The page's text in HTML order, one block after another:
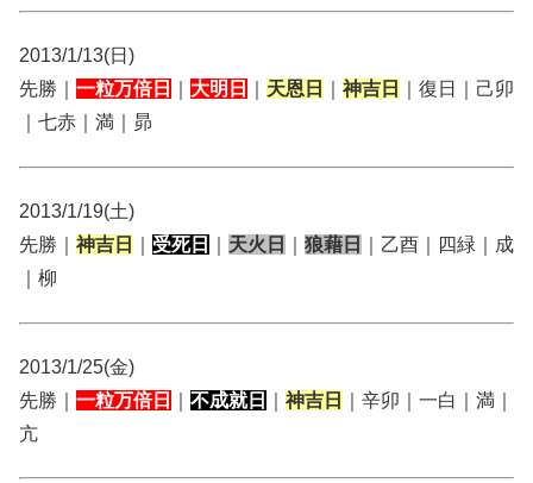
2013/1/13(日)
先勝｜ 一粒万倍日 大明日 天恩日 神吉日
｜復日｜己卯
｜七赤｜満｜昴
2013/1/19(土)
先勝｜ 神吉日 受死日 天火日 狼藉日
｜乙酉｜四緑｜成
｜柳
2013/1/25(金)
先勝｜ 一粒万倍日 不成就日 神吉日
｜辛卯｜一白｜満｜
亢